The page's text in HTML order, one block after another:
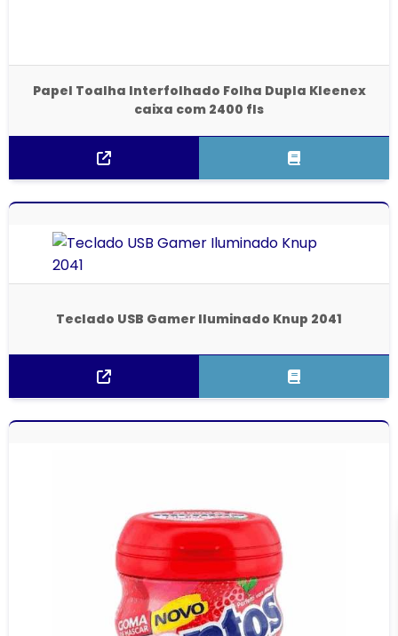
Papel Toalha Interfolhado Folha Dupla Kleenex
caixa com 2400 fls
Teclado USB Gamer Iluminado Knup 2041